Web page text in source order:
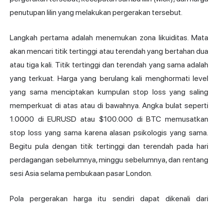
penutupan lilin yang melakukan pergerakan tersebut.
Langkah pertama adalah menemukan zona likuiditas. Mata
akan mencari titik tertinggi atau terendah yang bertahan dua
atau tiga kali. Titik tertinggi dan terendah yang sama adalah
yang terkuat. Harga yang berulang kali menghormati level
yang sama menciptakan kumpulan stop loss yang saling
memperkuat di atas atau di bawahnya. Angka bulat seperti
1.0000 di EURUSD atau $100.000 di BTC memusatkan
stop loss yang sama karena alasan psikologis yang sama.
Begitu pula dengan titik tertinggi dan terendah pada hari
perdagangan sebelumnya, minggu sebelumnya, dan rentang
sesi Asia selama pembukaan pasar London.
Pola pergerakan harga itu sendiri dapat dikenali dari